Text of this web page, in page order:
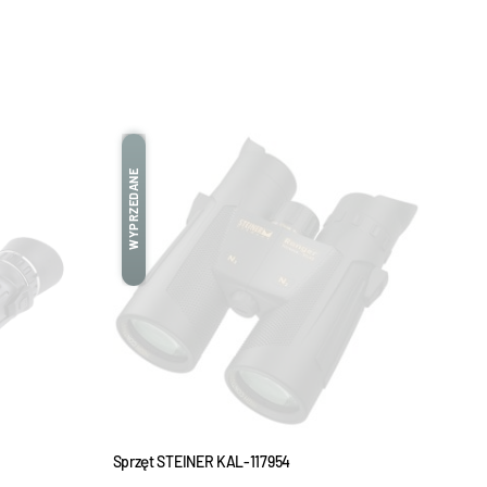
WYPRZEDANE
Sprzęt STEINER KAL-117954